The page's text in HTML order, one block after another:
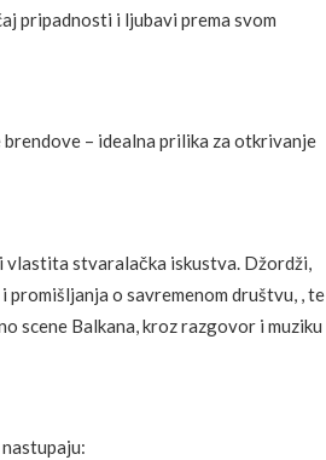
pripadnosti i ljubavi prema svom
– idealna prilika za otkrivanje
stvaralačka iskustva. Džordži,
o savremenom društvu, , te
scene Balkana, kroz razgovor i muziku